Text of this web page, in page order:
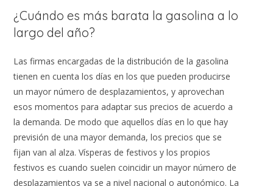
¿Cuándo es más barata la gasolina a lo
largo del año?
Las firmas encargadas de la distribución de la gasolina
tienen en cuenta los días en los que pueden producirse
un mayor número de desplazamientos, y aprovechan
esos momentos para adaptar sus precios de acuerdo a
la demanda. De modo que aquellos días en lo que hay
previsión de una mayor demanda, los precios que se
fijan van al alza. Vísperas de festivos y los propios
festivos es cuando suelen coincidir un mayor número de
desplazamientos ya se a nivel nacional o autonómico. La